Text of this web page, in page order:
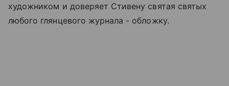
художником и доверяет Стивену святая святых
любого глянцевого журнала - обложку.